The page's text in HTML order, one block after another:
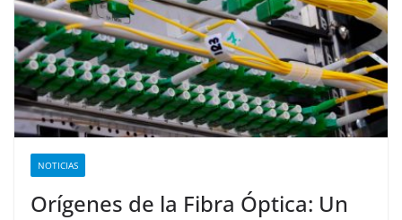
NOTICIAS
Orígenes de la Fibra Óptica: Un